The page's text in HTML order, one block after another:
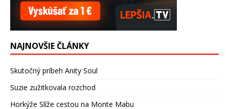
NAJNOVŠIE ČLÁNKY
Skutočný príbeh Anity Soul
Suzie zužitkovala rozchod
Horkýže Slíže cestou na Monte Mabu